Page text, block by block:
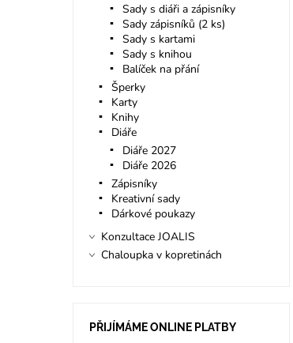
Sady s diáři a zápisníky
Sady zápisníků (2 ks)
Sady s kartami
Sady s knihou
Balíček na přání
Šperky
Karty
Knihy
Diáře
Diáře 2027
Diáře 2026
Zápisníky
Kreativní sady
Dárkové poukazy
Konzultace JOALIS
Chaloupka v kopretinách
PŘIJÍMÁME ONLINE PLATBY